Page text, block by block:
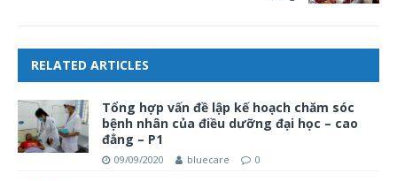
RELATED ARTICLES
Tổng hợp vấn đề lập kế hoạch chăm sóc
bệnh nhân của điều dưỡng đại học – cao
đẳng – P1
09/09/2020 bluecare 0